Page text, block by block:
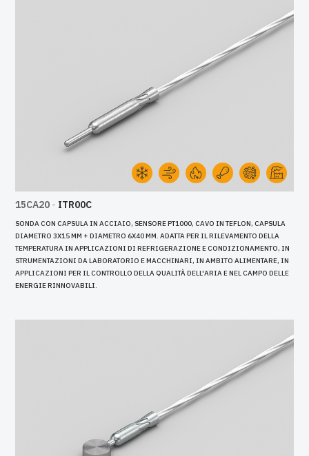
15CA20 - ITR00C
SONDA CON CAPSULA IN ACCIAIO, SENSORE PT1000, CAVO IN TEFLON, CAPSULA
DIAMETRO 3X15 MM + DIAMETRO 6X40 MM. ADATTA PER IL RILEVAMENTO DELLA
TEMPERATURA IN APPLICAZIONI DI REFRIGERAZIONE E CONDIZIONAMENTO, IN
STRUMENTAZIONI DA LABORATORIO E MACCHINARI, IN AMBITO ALIMENTARE, IN
APPLICAZIONI PER IL CONTROLLO DELLA QUALITÀ DELL'ARIA E NEL CAMPO DELLE
ENERGIE RINNOVABILI.